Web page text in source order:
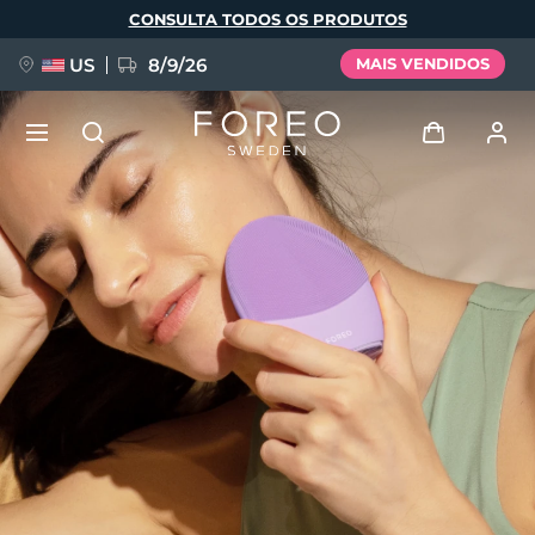
principal
CONSULTA TODOS OS PRODUTOS
US 8/9/26 MAIS VENDIDOS
Perfil de usuário
Meus aparelhos
Meus pedidos
Meus endereços
As minhas subscrições
NOVIDADE
FAQ™ Pure Beauty-Tech Elixir
BREAKING NEWS
issa™ Teeth Whitening Set
Idioma
English Deutsch
Español
Français
Italiano
Português
Svenska
Русский
Türkçe
简体中文 繁體中文